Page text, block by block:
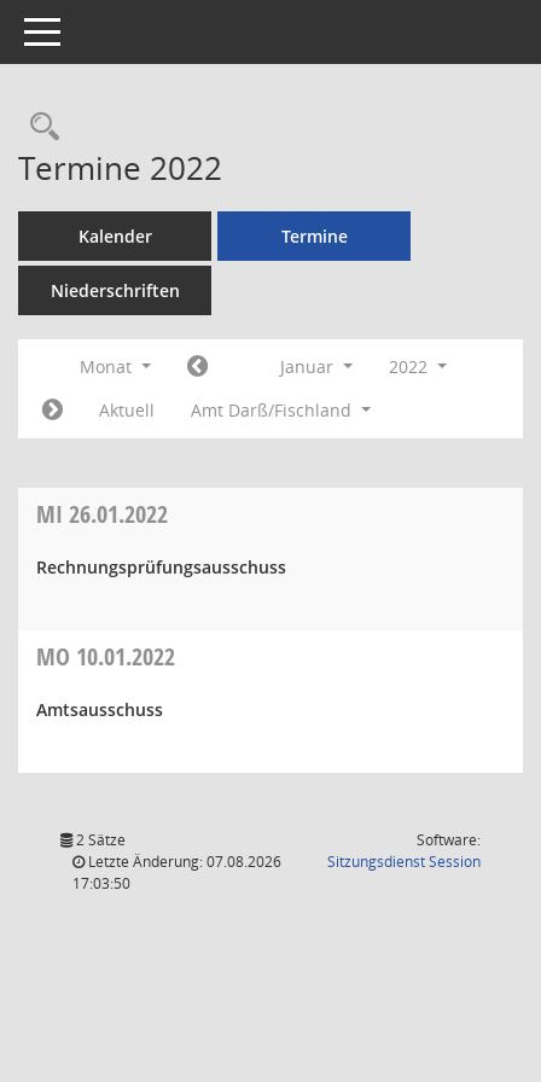
Toggle navigation
Rechercheauswahl
Termine 2022
Kalender Termine
Niederschriften
Monat Januar
2022
Aktuell
Amt Darß/Fischland
MI 26.01.2022
Rechnungsprüfungsausschuss
MO 10.01.2022
Amtsausschuss
2 Sätze
Letzte Änderung: 07.08.2026
17:03:50
Software:
SitzungsdienstSession(Wird in